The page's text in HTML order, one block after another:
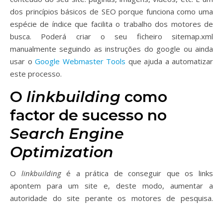
dos princípios básicos de SEO porque funciona como uma
espécie de índice que facilita o trabalho dos motores de
busca. Poderá criar o seu ficheiro sitemap.xml
manualmente seguindo as instruções do google ou ainda
usar o Google Webmaster Tools que ajuda a automatizar
este processo.
O linkbuilding como
factor de sucesso no
Search Engine
Optimization
O linkbuildingé a prática de conseguir que os links
apontem para um site e, deste modo, aumentar a
autoridade do site perante os motores de pesquisa.